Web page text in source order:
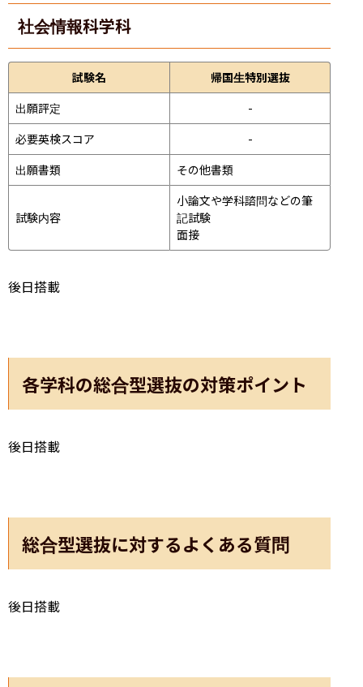
社会情報科学科
試験名
帰国生特別選抜
出願評定
-
必要英検スコア
-
出願書類
その他書類
試験内容
小論文や学科諮問などの筆
記試験
面接
後日搭載
各学科の総合型選抜の対策ポイント
後日搭載
総合型選抜に対するよくある質問
後日搭載